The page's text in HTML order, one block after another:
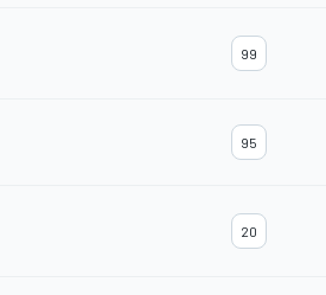
99
95
20